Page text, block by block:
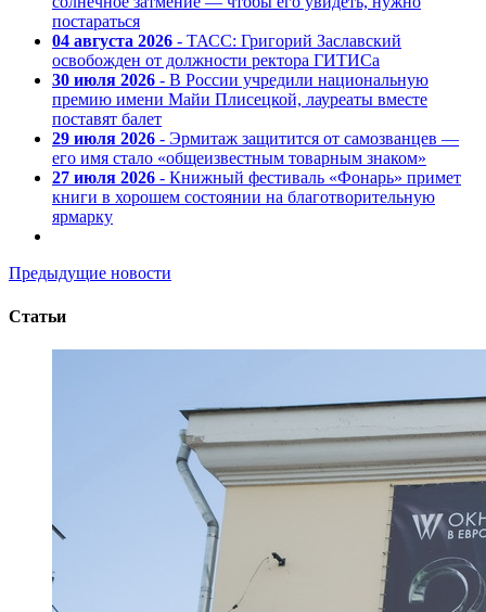
постараться
04 августа 2026 - ТАСС: Григорий Заславский
освобожден от должности ректора ГИТИСа
30 июля 2026 - В России учредили национальную
премию имени Майи Плисецкой, лауреаты вместе
поставят балет
29 июля 2026 - Эрмитаж защитится от самозванцев —
его имя стало «общеизвестным товарным знаком»
27 июля 2026 - Книжный фестиваль «Фонарь» примет
книги в хорошем состоянии на благотворительную
ярмарку
Предыдущие новости
Статьи